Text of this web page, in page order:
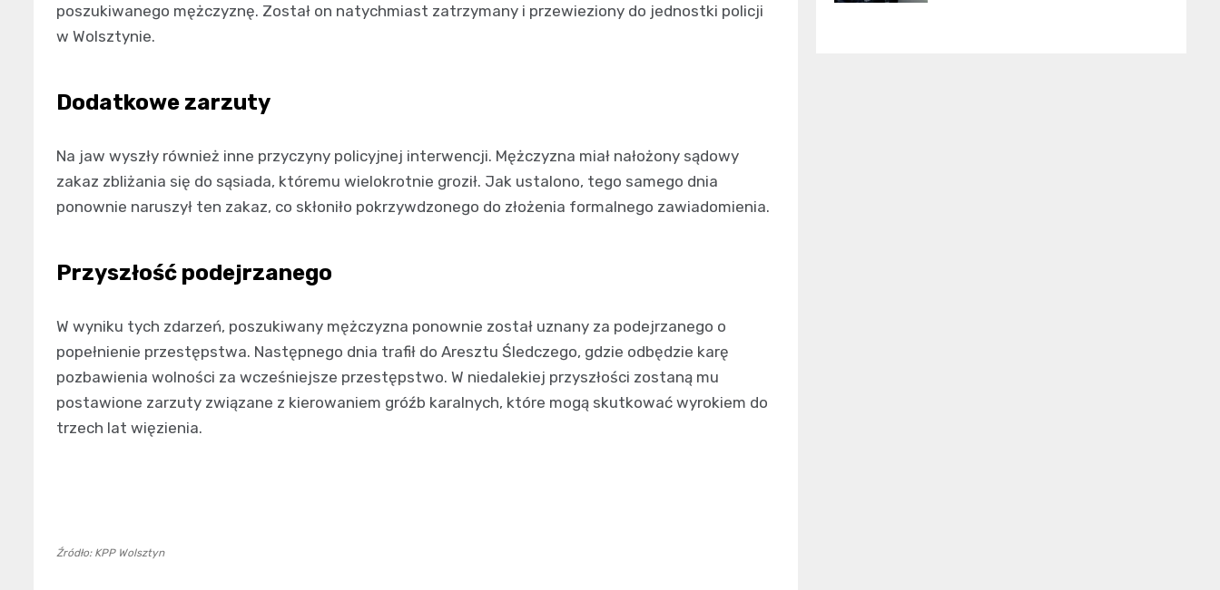
poszukiwanego mężczyznę. Został on natychmiast zatrzymany i przewieziony do jednostki policji
w Wolsztynie.
Dodatkowe zarzuty
Na jaw wyszły również inne przyczyny policyjnej interwencji. Mężczyzna miał nałożony sądowy
zakaz zbliżania się do sąsiada, któremu wielokrotnie groził. Jak ustalono, tego samego dnia
ponownie naruszył ten zakaz, co skłoniło pokrzywdzonego do złożenia formalnego zawiadomienia.
Przyszłość podejrzanego
W wyniku tych zdarzeń, poszukiwany mężczyzna ponownie został uznany za podejrzanego o
popełnienie przestępstwa. Następnego dnia trafił do Aresztu Śledczego, gdzie odbędzie karę
pozbawienia wolności za wcześniejsze przestępstwo. W niedalekiej przyszłości zostaną mu
postawione zarzuty związane z kierowaniem gróźb karalnych, które mogą skutkować wyrokiem do
trzech lat więzienia.
Źródło: KPP Wolsztyn